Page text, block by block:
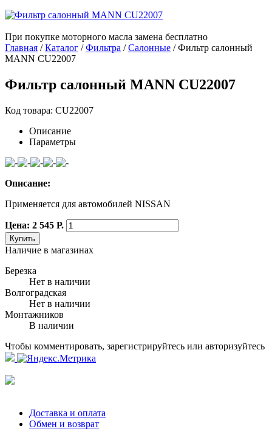
При покупке моторного масла замена бесплатно
Главная /Каталог /Фильтра /Салонные /Фильтр салонный
MANN CU22007
Фильтр салонный MANN CU22007
Код товара: CU22007
Описание
Параметры
Описание:
Применяется для автомобилей NISSAN
Цена: 2 545 Р.
Купить
Наличие в магазинах
Березка
Нет в наличии
Волгоградская
Нет в наличии
Монтажников
В наличии
Чтобы комментировать, зарегистрируйтесь или авторизуйтесь
Доставка и оплата
Обмен и возврат